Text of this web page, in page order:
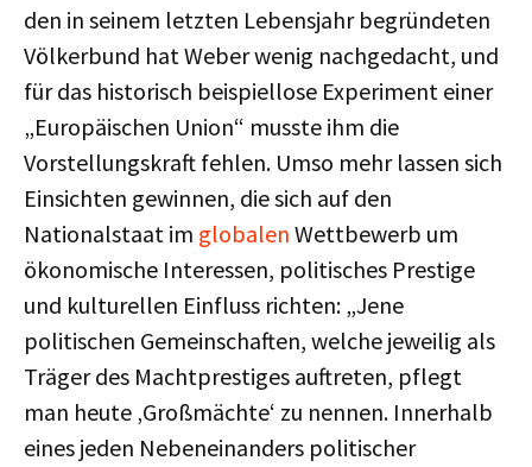
den in seinem letzten Lebensjahr begründeten
Völkerbund hat Weber wenig nachgedacht, und
für das historisch beispiellose Experiment einer
„Europäischen Union“ musste ihm die
Vorstellungskraft fehlen. Umso mehr lassen sich
Einsichten gewinnen, die sich auf den
Nationalstaat im globalen Wettbewerb um
ökonomische Interessen, politisches Prestige
und kulturellen Einfluss richten: „Jene
politischen Gemeinschaften, welche jeweilig als
Träger des Machtprestiges auftreten, pflegt
man heute ‚Großmächte‘ zu nennen. Innerhalb
eines jeden Nebeneinanders politischer